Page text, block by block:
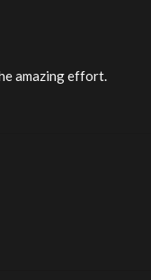
amazing effort.